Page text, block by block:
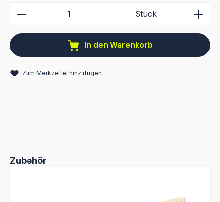
Produkt Anzahl: Gib den gewünschten Wert ein
Stück
In den Warenkorb
Zum Merkzettel hinzufügen
Produktgalerie überspringen
Zubehör